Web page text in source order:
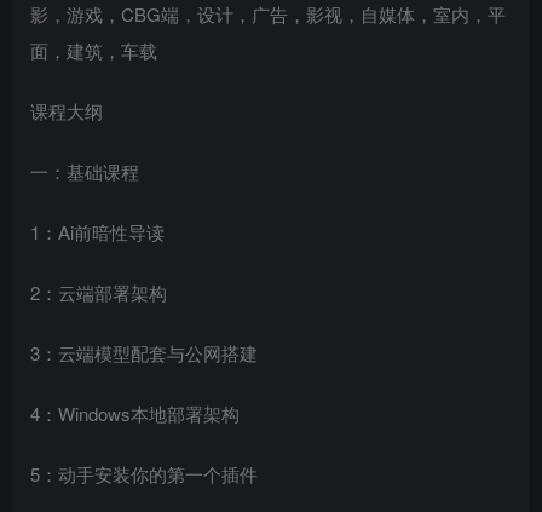
影，游戏，CBG端，设计，广告，影视，自媒体，室内，平
面，建筑，车载
课程大纲
一：基础课程
1：Ai前暗性导读
2：云端部署架构
3：云端模型配套与公网搭建
4：Windows本地部署架构
5：动手安装你的第一个插件